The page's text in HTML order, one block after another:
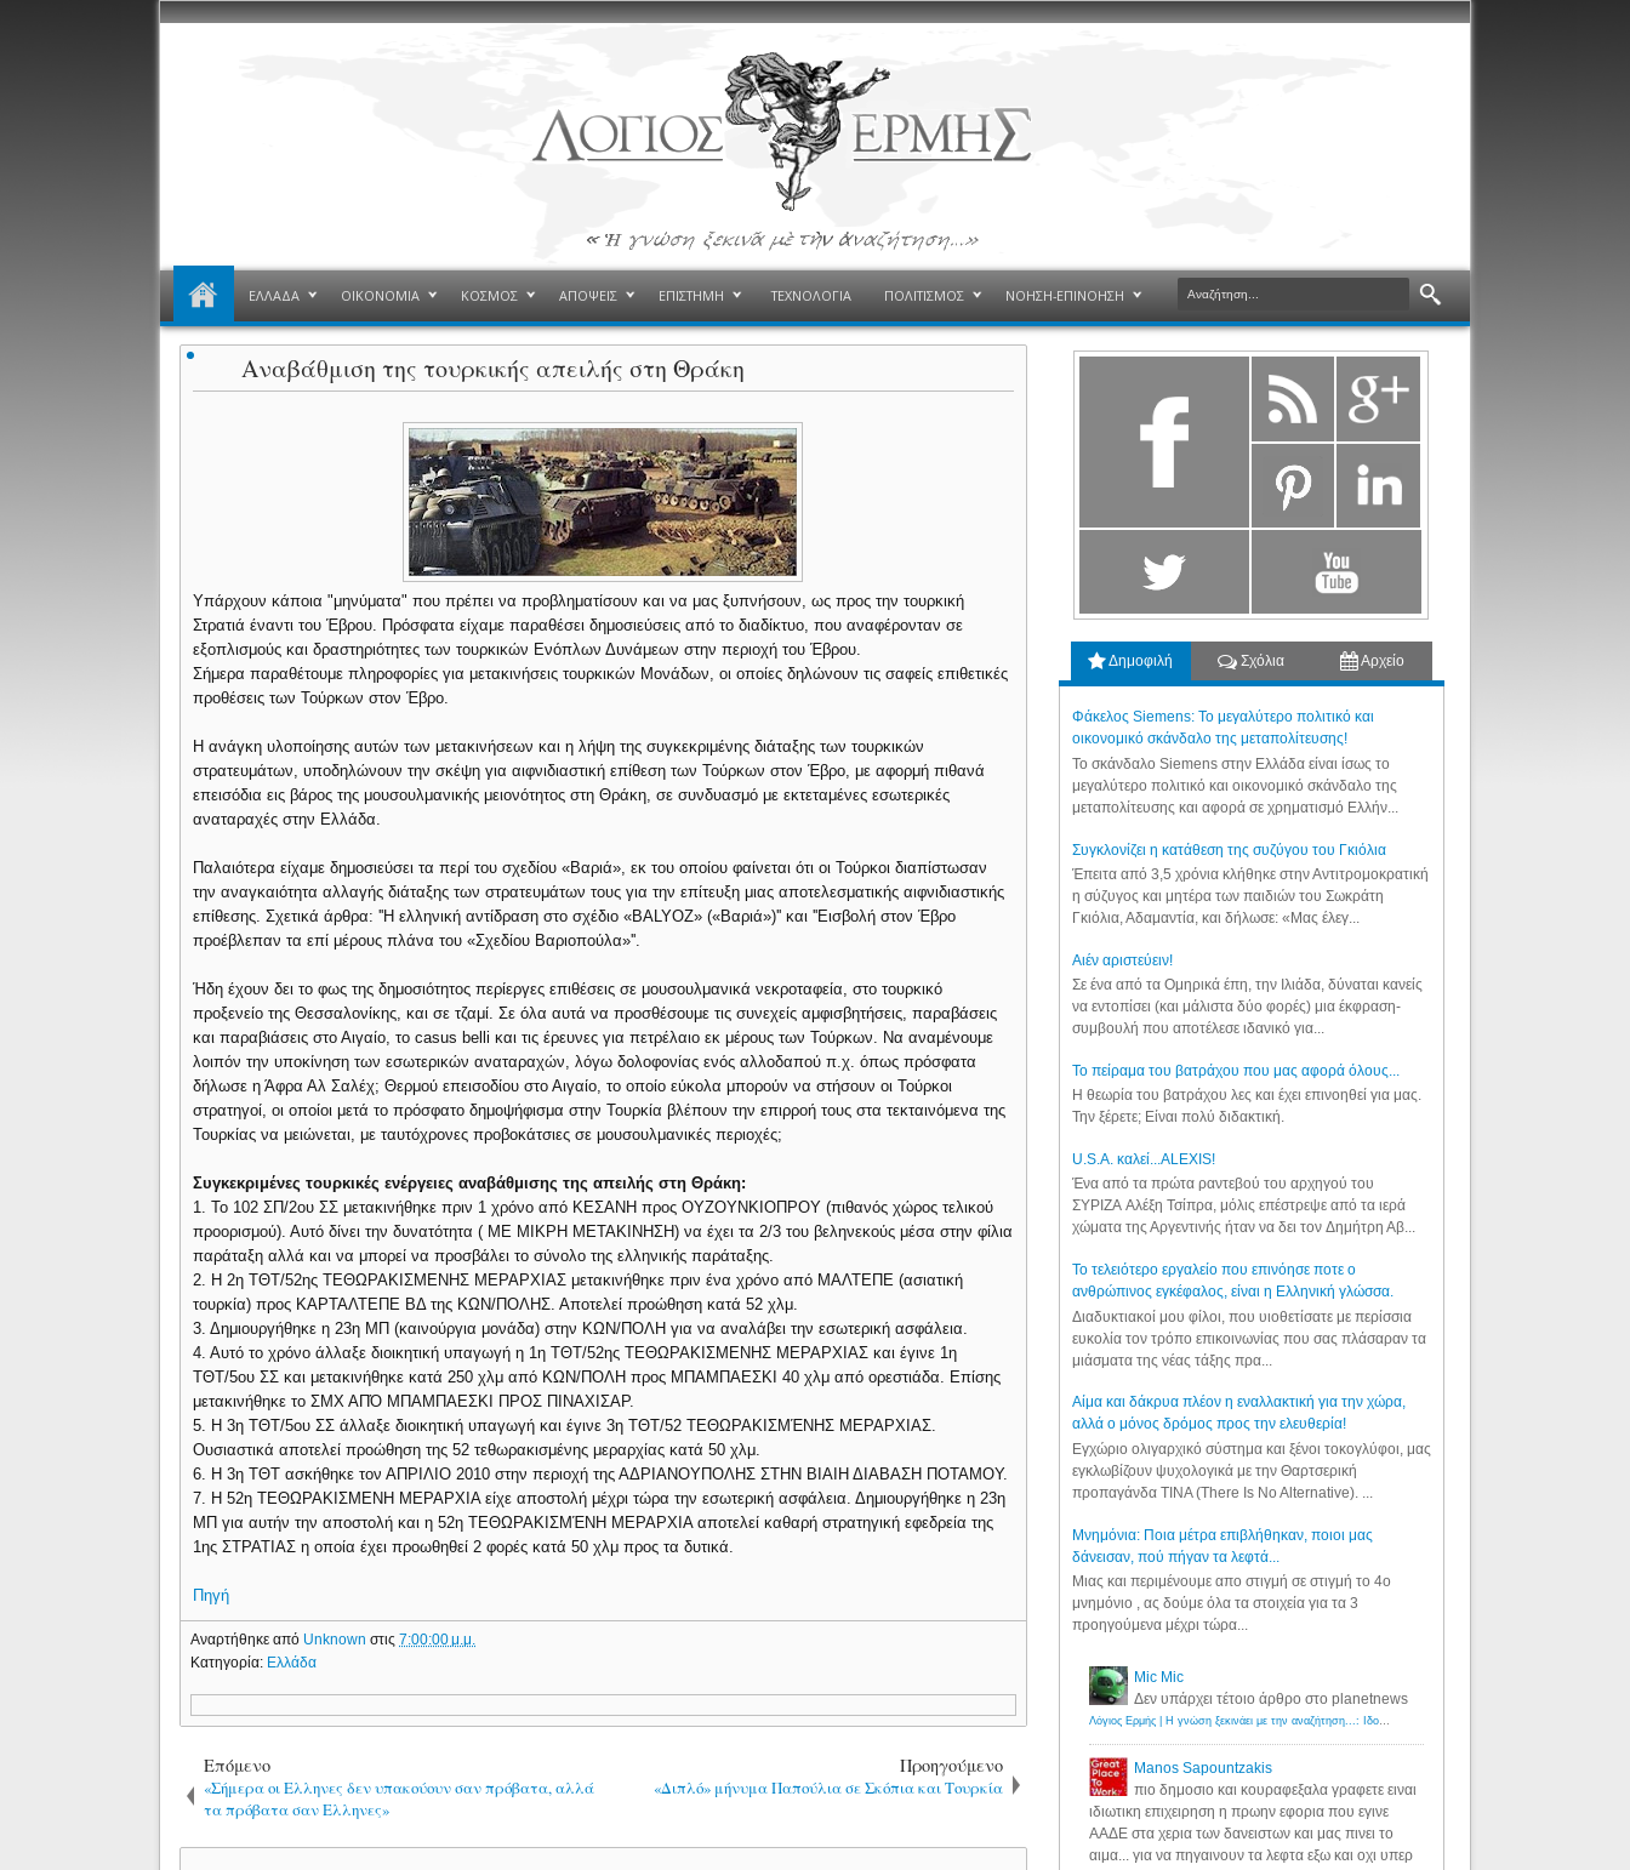
ΕΛΛΑΔΑ ΟΙΚΟΝΟΜΙΑ ΚΟΣΜΟΣ ΑΠΟΨΕΙΣ ΕΠΙΣΤΗΜΗ ΤΕΧΝΟΛΟΓΙΑ ΠΟΛΙΤΙΣΜΟΣ ΝΟΗΣΗ-ΕΠΙΝΟΗΣΗ
Αναβάθμιση της τουρκικής απειλής στη Θράκη
Υπάρχουν κάποια "μηνύματα" που πρέπει να προβληματίσουν και να μας ξυπνήσουν, ως προς την τουρκική
Στρατιά έναντι του Έβρου. Πρόσφατα είχαμε παραθέσει δημοσιεύσεις από το διαδίκτυο, που αναφέρονταν σε
εξοπλισμούς και δραστηριότητες των τουρκικών Ενόπλων Δυνάμεων στην περιοχή του Έβρου.
Σήμερα παραθέτουμε πληροφορίες για μετακινήσεις τουρκικών Μονάδων, οι οποίες δηλώνουν τις σαφείς επιθετικές
προθέσεις των Τούρκων στον Έβρο.
Η ανάγκη υλοποίησης αυτών των μετακινήσεων και η λήψη της συγκεκριμένης διάταξης των τουρκικών
στρατευμάτων, υποδηλώνουν την σκέψη για αιφνιδιαστική επίθεση των Τούρκων στον Έβρο, με αφορμή πιθανά
επεισόδια εις βάρος της μουσουλμανικής μειονότητος στη Θράκη, σε συνδυασμό με εκτεταμένες εσωτερικές
αναταραχές στην Ελλάδα.
Παλαιότερα είχαμε δημοσιεύσει τα περί του σχεδίου «Βαριά», εκ του οποίου φαίνεται ότι οι Τούρκοι διαπίστωσαν
την αναγκαιότητα αλλαγής διάταξης των στρατευμάτων τους για την επίτευξη μιας αποτελεσματικής αιφνιδιαστικής
επίθεσης. Σχετικά άρθρα: ''Η ελληνική αντίδραση στο σχέδιο «BALYOZ» («Βαριά»)'' και ''Εισβολή στον Έβρο
προέβλεπαν τα επί μέρους πλάνα του «Σχεδίου Βαριοπούλα»''.
Ήδη έχουν δει το φως της δημοσιότητος περίεργες επιθέσεις σε μουσουλμανικά νεκροταφεία, στο τουρκικό
προξενείο της Θεσσαλονίκης, και σε τζαμί. Σε όλα αυτά να προσθέσουμε τις συνεχείς αμφισβητήσεις, παραβάσεις
και παραβιάσεις στο Αιγαίο, το casus belli και τις έρευνες για πετρέλαιο εκ μέρους των Τούρκων. Να αναμένουμε
λοιπόν την υποκίνηση των εσωτερικών αναταραχών, λόγω δολοφονίας ενός αλλοδαπού π.χ. όπως πρόσφατα
δήλωσε η Άφρα Αλ Σαλέχ; Θερμού επεισοδίου στο Αιγαίο, το οποίο εύκολα μπορούν να στήσουν οι Τούρκοι
στρατηγοί, οι οποίοι μετά το πρόσφατο δημοψήφισμα στην Τουρκία βλέπουν την επιρροή τους στα τεκταινόμενα της
Τουρκίας να μειώνεται, με ταυτόχρονες προβοκάτσιες σε μουσουλμανικές περιοχές;
Συγκεκριμένες τουρκικές ενέργειες αναβάθμισης της απειλής στη Θράκη:
1. Το 102 ΣΠ/2ου ΣΣ μετακινήθηκε πριν 1 χρόνο από ΚΕΣΑΝΗ προς ΟΥΖΟΥΝΚΙΟΠΡΟΥ (πιθανός χώρος τελικού
προορισμού). Αυτό δίνει την δυνατότητα ( ΜΕ ΜΙΚΡΗ ΜΕΤΑΚΙΝΗΣΗ) να έχει τα 2/3 του βεληνεκούς μέσα στην φίλια
παράταξη αλλά και να μπορεί να προσβάλει το σύνολο της ελληνικής παράταξης.
2. Η 2η ΤΘΤ/52ης ΤΕΘΩΡΑΚΙΣΜΕΝΗΣ ΜΕΡΑΡΧΙΑΣ μετακινήθηκε πριν ένα χρόνο από ΜΑΛΤΕΠΕ (ασιατική
τουρκία) προς ΚΑΡΤΑΛΤΕΠΕ ΒΔ της ΚΩΝ/ΠΟΛΗΣ. Αποτελεί προώθηση κατά 52 χλμ.
3. Δημιουργήθηκε η 23η ΜΠ (καινούργια μονάδα) στην ΚΩΝ/ΠΟΛΗ για να αναλάβει την εσωτερική ασφάλεια.
4. Αυτό το χρόνο άλλαξε διοικητική υπαγωγή η 1η ΤΘΤ/52ης ΤΕΘΩΡΑΚΙΣΜΕΝΗΣ ΜΕΡΑΡΧΙΑΣ και έγινε 1η
ΤΘΤ/5ου ΣΣ και μετακινήθηκε κατά 250 χλμ από ΚΩΝ/ΠΟΛΗ προς ΜΠΑΜΠΑΕΣΚΙ 40 χλμ από ορεστιάδα. Επίσης
μετακινήθηκε το ΣΜΧ ΑΠΌ ΜΠΑΜΠΑΕΣΚΙ ΠΡΟΣ ΠΙΝΑΧΙΣΑΡ.
5. Η 3η ΤΘΤ/5ου ΣΣ άλλαξε διοικητική υπαγωγή και έγινε 3η ΤΘΤ/52 ΤΕΘΩΡΑΚΙΣΜΈΝΗΣ ΜΕΡΑΡΧΙΑΣ.
Ουσιαστικά αποτελεί προώθηση της 52 τεθωρακισμένης μεραρχίας κατά 50 χλμ.
6. Η 3η ΤΘΤ ασκήθηκε τον ΑΠΡΙΛΙΟ 2010 στην περιοχή της ΑΔΡΙΑΝΟΥΠΟΛΗΣ ΣΤΗΝ ΒΙΑΙΗ ΔΙΑΒΑΣΗ ΠΟΤΑΜΟΥ.
7. Η 52η ΤΕΘΩΡΑΚΙΣΜΕΝΗ ΜΕΡΑΡΧΙΑ είχε αποστολή μέχρι τώρα την εσωτερική ασφάλεια. Δημιουργήθηκε η 23η
ΜΠ για αυτήν την αποστολή και η 52η ΤΕΘΩΡΑΚΙΣΜΈΝΗ ΜΕΡΑΡΧΙΑ αποτελεί καθαρή στρατηγική εφεδρεία της
1ης ΣΤΡΑΤΙΑΣ η οποία έχει προωθηθεί 2 φορές κατά 50 χλμ προς τα δυτικά.
Πηγή
Αναρτήθηκε από Unknownστις7:00:00 μ.μ.
Κατηγορία: Ελλάδα
Επόμενο
«Σήμερα οι Ελληνες δεν υπακούουν σαν πρόβατα, αλλά
τα πρόβατα σαν Ελληνες»
Προηγούμενο
«Διπλό» μήνυμα Παπούλια σε Σκόπια και Τουρκία
Δημοφιλή Σχόλια Αρχείο
Φάκελος Siemens: Το μεγαλύτερο πολιτικό και
οικονομικό σκάνδαλο της μεταπολίτευσης!
Το σκάνδαλο Siemens στην Ελλάδα είναι ίσως το
μεγαλύτερο πολιτικό και οικονομικό σκάνδαλο της
μεταπολίτευσης και αφορά σε χρηματισμό Ελλήν...
Συγκλονίζει η κατάθεση της συζύγου του Γκιόλια
Έπειτα από 3,5 χρόνια κλήθηκε στην Αντιτρομοκρατική
η σύζυγος και μητέρα των παιδιών του Σωκράτη
Γκιόλια, Αδαμαντία, και δήλωσε: «Μας έλεγ...
Aιέν αριστεύειν!
Σε ένα από τα Ομηρικά έπη, την Ιλιάδα, δύναται κανείς
να εντοπίσει (και μάλιστα δύο φορές) μια έκφραση-
συμβουλή που αποτέλεσε ιδανικό για...
Το πείραμα του βατράχου που μας αφορά όλους...
Η θεωρία του βατράχου λες και έχει επινοηθεί για μας.
Την ξέρετε; Είναι πολύ διδακτική.
U.S.A. καλεί...ALEXIS!
Ένα από τα πρώτα ραντεβού του αρχηγού του
ΣΥΡΙΖΑ Αλέξη Τσίπρα, μόλις επέστρεψε από τα ιερά
χώματα της Αργεντινής ήταν να δει τον Δημήτρη Αβ...
Το τελειότερο εργαλείο που επινόησε ποτε ο
ανθρώπινος εγκέφαλος, είναι η Ελληνική γλώσσα.
Διαδυκτιακοί μου φίλοι, που υιοθετίσατε με περίσσια
ευκολία τον τρόπο επικοινωνίας που σας πλάσαραν τα
μιάσματα της νέας τάξης πρα...
Αίμα και δάκρυα πλέον η εναλλακτική για την χώρα,
αλλά ο μόνος δρόμος προς την ελευθερία!
Εγχώριο ολιγαρχικό σύστημα και ξένοι τοκογλύφοι, μας
εγκλωβίζουν ψυχολογικά με την Θαρτσερική
προπαγάνδα TINA (There Is No Alternative). ...
Μνημόνια: Ποια μέτρα επιβλήθηκαν, ποιοι μας
δάνεισαν, πού πήγαν τα λεφτά...
Μιας και περιμένουμε απο στιγμή σε στιγμή το 4ο
μνημόνιο , ας δούμε όλα τα στοιχεία για τα 3
προηγούμενα μέχρι τώρα...
Mic Mic
Δεν υπάρχει τέτοιο άρθρο στο planetnews
Λόγιος Ερμής | Η γνώση ξεκινάει με την αναζήτηση...: Ιδού οι 18 που χρωστούν 11 δις ευρώ!
Manos Sapountzakis
πιο δημοσιο και κουραφεξαλα γραφετε ειναι
ιδιωτικη επιχειρηση η πρωην εφορια που εγινε
ΑΑΔΕ στα χερια των δανειστων και μας πινει το
αιμα... για να πηγαινουν τα λεφτα εξω και οχι υπερ